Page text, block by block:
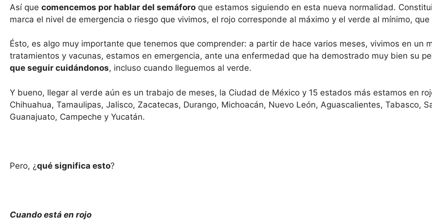
Así que comencemos por hablar del semáforo que estamos siguiendo en esta nueva normalidad.
marca el nivel de emergencia o riesgo que vivimos, el rojo corresponde al máximo y el verde al mínimo,
Ésto, es algo muy importante que tenemos que comprender: a partir de hace varios meses, vivimos en un
tratamientos y vacunas, estamos en emergencia, ante una enfermedad que ha demostrado muy bien su
que seguir cuidándonos, incluso cuando lleguemos al verde.
Y bueno, llegar al verde aún es un trabajo de meses, la Ciudad de México y 15 estados más estamos en
Chihuahua, Tamaulipas, Jalisco, Zacatecas, Durango, Michoacán, Nuevo León, Aguascalientes, Tabasco,
Guanajuato, Campeche y Yucatán.
Pero, ¿qué significa esto?
Cuando está en rojo